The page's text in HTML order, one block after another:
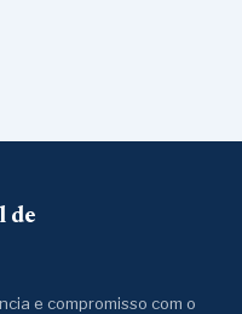
de
e compromisso com o